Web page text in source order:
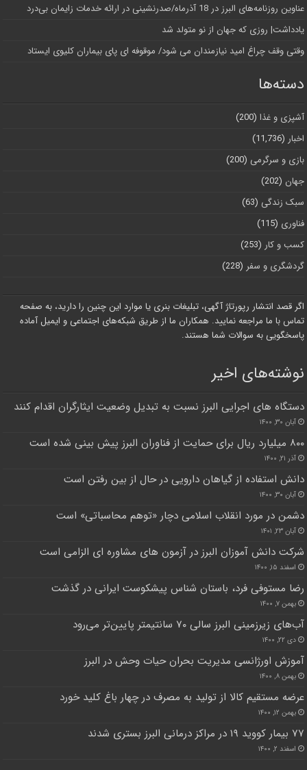
عناوین روزنامه‌های البرز در ‌18 آذرماه/صدرنشینی در ارائه خدمات زایمان بی‌درد
یادداشت| روزی که جهان از نو متولد شد
وقتی وقف چراغ امید نیازمندان می شود/ موقوفه ای پای بیماران کلیوی ایستاد
دسته‌ها
آشپزی و غذا (200)
اخبار (11,736)
بازی و سرگرمی (200)
جهان (202)
سبک زندگی (63)
فناوری (115)
کسب و کار (253)
گردشگری و سفر (228)
اگر قصد انتشار رپورتاژ آگهی، تبلیغات بنری یا موارد این چنین را دارید، به صفحه
تماس با ما مراجعه نمایید. همکاران ما از طریق شبکه‌های اجتماعی و ایمیل آماده
پاسخگویی به سوالات شما هستند.
نوشته‌های اخیر
دستگاه های اجرایی البرز نسبت به تبدیل وضعیت ایثارگران اقدام کنند
آبان ۳۰, ۱۴۰۰
۸۰۰ میلیارد ریال برای حمایت از فناوران البرز پیش بینی شده است
آذر ۲۱, ۱۴۰۰
دانش استفاده از گیاهان دارویی در حال از بین رفتن است
آبان ۳۰, ۱۴۰۰
دشمن در مورد انقلاب اسلامی دچار «توهم محاسباتی» است
آبان ۲۳, ۱۴۰۱
شرکت دانش آموزان البرز در آزمون های مشاوره ای الزامی است
اسفند ۱۵, ۱۴۰۰
رضا مستوفی فرد، باستان شناس پیشکوست ایرانی در گذشت
بهمن ۷, ۱۴۰۰
آب‌های زیرزمینی البرز سالی ۷۰ سانتیمتر پایین‌تر می‌رود
دی ۲۲, ۱۴۰۰
آموزش اورژانسی مدیریت بحران حیات وحش در البرز
بهمن ۸, ۱۴۰۰
عرضه مستقیم کالا از تولید به مصرف در چهار باغ کلید خورد
بهمن ۱۲, ۱۴۰۰
۷۷ بیمار کووید ۱۹ در مراکز درمانی البرز بستری شدند
اسفند ۲, ۱۴۰۰